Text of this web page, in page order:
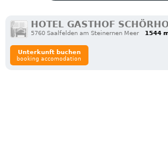
HOTEL GASTHOF
5760 Saalfelden am Steinernen Meer 1544
Unterkunft buchen
booking accomodation